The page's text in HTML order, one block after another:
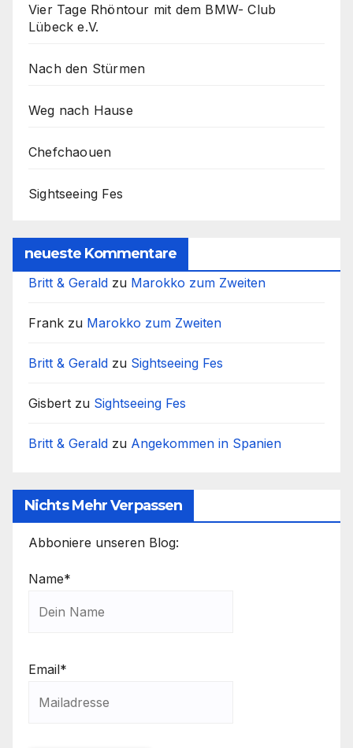
Vier Tage Rhöntour mit dem BMW- Club
Lübeck e.V.
Nach den Stürmen
Weg nach Hause
Chefchaouen
Sightseeing Fes
neueste Kommentare
Britt & Gerald zu Marokko zum Zweiten
Frank zu Marokko zum Zweiten
Britt & Gerald zu Sightseeing Fes
Gisbert zu Sightseeing Fes
Britt & Gerald zu Angekommen in Spanien
Nichts Mehr Verpassen
Abboniere unseren Blog:
Name*
Email*